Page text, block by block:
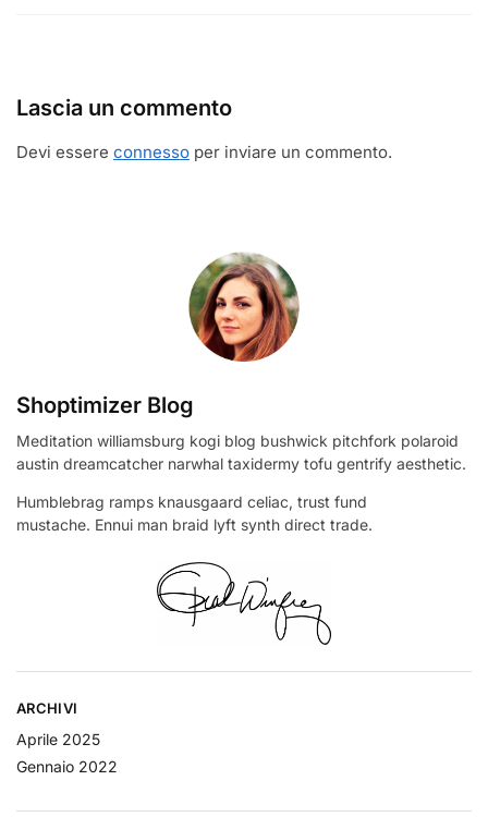
Lascia un commento
Devi essere connesso per inviare un commento.
Shoptimizer Blog
Meditation williamsburg kogi blog bushwick pitchfork polaroid
austin dreamcatcher narwhal taxidermy tofu gentrify aesthetic.
Humblebrag ramps knausgaard celiac, trust fund
mustache. Ennui man braid lyft synth direct trade.
ARCHIVI
Aprile 2025
Gennaio 2022